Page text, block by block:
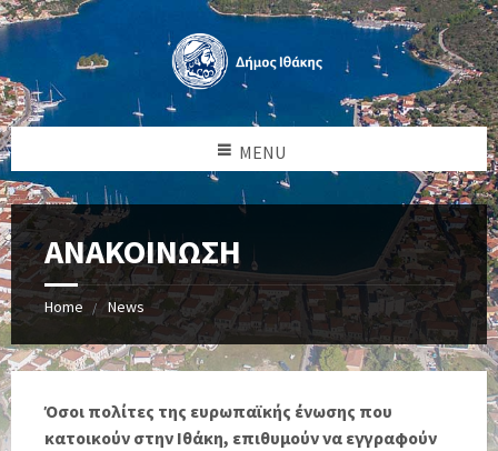
MENU
ΑΝΑΚΟΙΝΩΣΗ
Home News
Όσοι πολίτες της ευρωπαϊκής ένωσης που
κατοικούν στην Ιθάκη, επιθυμούν να εγγραφούν